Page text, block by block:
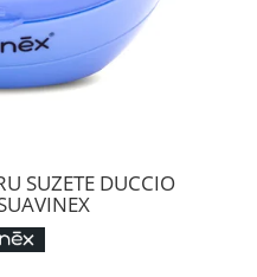
SUZETE DUCCIO